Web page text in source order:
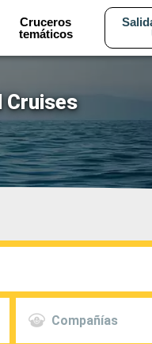
Cruceros
temáticos
Cruises
Compañías